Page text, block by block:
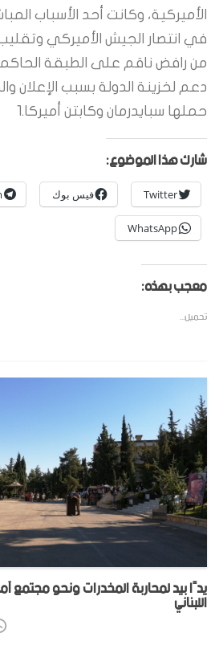
الأميركية، وكانت أحد الأسباب
في انتصار الجيش الأميركي
من رافض ناقم على الطبقة
دعم لخزينة الدولة بسبب الإعلان
حملها سبايدرمان وكابتن أميركا.1
شارك هذا الموضوع:
Twitter فيس بوك
WhatsApp
معجب بهذه:
تحميل...
يدًا بيد لمحاربة المخدرات ونحو
اللبناني